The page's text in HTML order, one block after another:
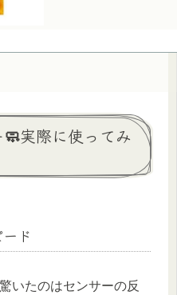
実際に使ってみ
ド
いたのはセンサーの反